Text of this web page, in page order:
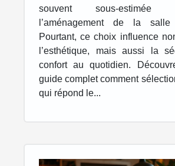
souvent sous-
l’aménagement de la
Pourtant, ce choix influence
l’esthétique, mais aussi la
confort au quotidien.
guide complet comment
qui répond le...